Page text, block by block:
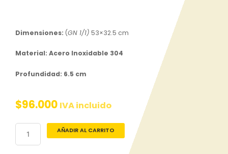
Dimensiones: (GN 1/1) 53×32.5 cm
Material: Acero Inoxidable 304
Profundidad: 6.5 cm
$96.000 IVA incluido
Azafate
Acero
AÑADIR AL CARRITO